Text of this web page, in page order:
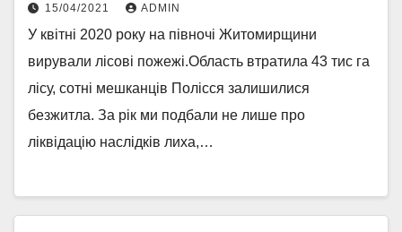
15/04/2021 ADMIN
У квітні 2020 року на півночі Житомирщини
вирували лісові пожежі.Область втратила 43 тис га
лісу, сотні мешканців Полісся залишилися
безжитла. За рік ми подбали не лише про
ліквідацію наслідків лиха,…